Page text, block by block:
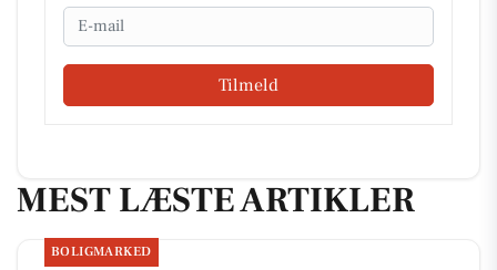
Email
Tilmeld
MEST LÆSTE ARTIKLER
BOLIGMARKED